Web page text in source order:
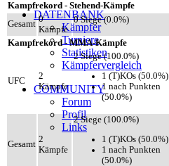
DATENBANK
Kämpfer
Turniere
Statistiken
Kämpfervergleich
COMMUNITY
Forum
Profil
Links
Kampfrekord - Stehend-Kämpfe
Gesamt 0
Kämpfe
0 Siege (0.0%)
Kampfrekord - MMA-Kämpfe
UFC
2
Kämpfe
2 Siege (100.0%)
1 (T)KOs (50.0%)
1 nach Punkten
(50.0%)
Gesamt 2
Kämpfe
2 Siege (100.0%)
1 (T)KOs (50.0%)
1 nach Punkten
(50.0%)